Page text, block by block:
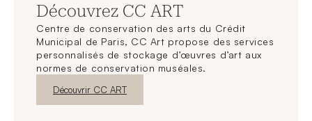
Découvrez CC ART
Centre de conservation des arts du Crédit
Municipal de Paris, CC Art propose des services
personnalisés de stockage d’œuvres d’art aux
normes de conservation muséales.
Nouvelle fenêtre
Découvrir CC ART